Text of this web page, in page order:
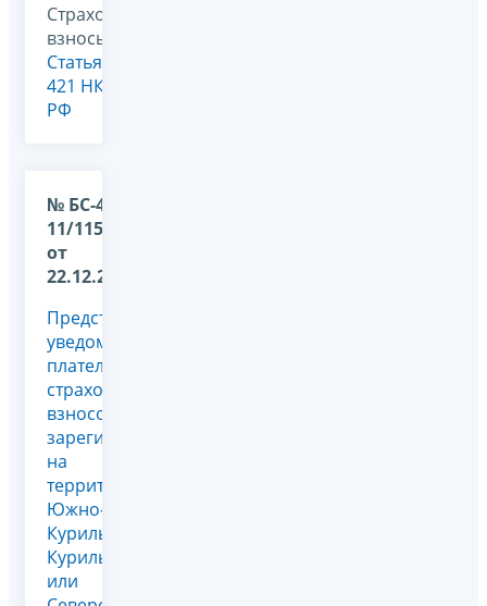
Страховые
взносы,
Статья
421 НК
РФ
№ БС-4-
11/11505@
от
22.12.2025
Представление
уведомления
плательщика
страховых
взносов,
зарегистрированного
на
территории
Южно-
Курильского,
Курильского
или